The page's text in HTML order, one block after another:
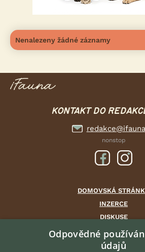
Nenalezeny žádné záznamy
KONTAKT DO
nonstop
DOMOVSKÁ
INZERCE
DISKUSE
ČLÁNKY
CHOVATELSKÉ
Odpovědné
údajů